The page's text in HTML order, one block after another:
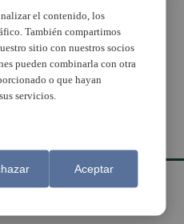
el contenido, los
También compartimos
sitio con nuestros socios
pueden combinarla con otra
o que hayan
servicios.
Aceptar